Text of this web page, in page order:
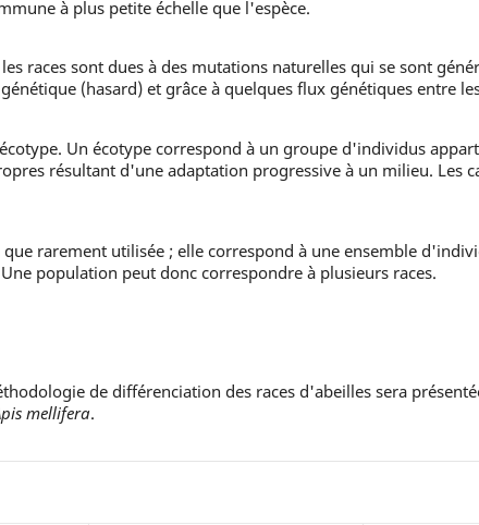
à plus petite échelle que l'espèce.
races sont dues à des mutations naturelles qui se sont
(hasard) et grâce à quelques flux génétiques entre
Un écotype correspond à un groupe d'individus
résultant d'une adaptation progressive à un milieu. Les
rarement utilisée ; elle correspond à une ensemble
population peut donc correspondre à plusieurs races.
de différenciation des races d'abeilles sera
mellifera.